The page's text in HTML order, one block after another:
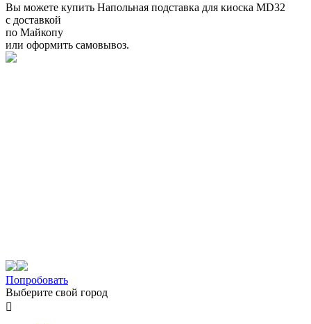
Вы можете купить Напольная подставка для киоска MD32
с доставкой
по Майкопу
или оформить самовывоз.
Попробовать
Выберите свой город
